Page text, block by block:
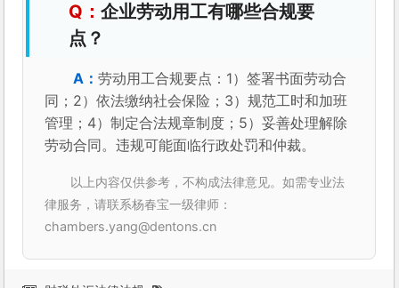
企业劳动用工有哪些合规要
点？
劳动用工合规要点：1）签署书面劳动合
同；2）依法缴纳社会保险；3）规范工时和加班
管理；4）制定合法规章制度；5）妥善处理解除
劳动合同。违规可能面临行政处罚和仲裁。
以上内容仅供参考，不构成法律意见。如需专业法
律服务，请联系杨春宝一级律师：
chambers.yang@dentons.cn